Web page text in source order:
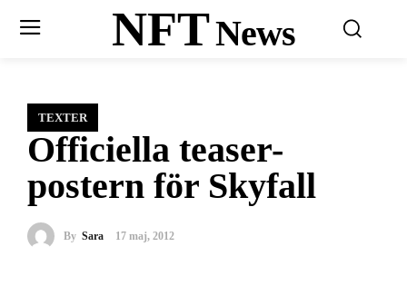
NFTNews
TEXTER
Officiella teaser-
postern för Skyfall
By Sara 17 maj, 2012